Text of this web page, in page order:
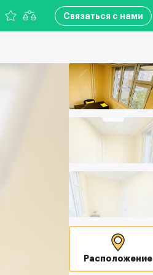
Связаться с нами
Расположение